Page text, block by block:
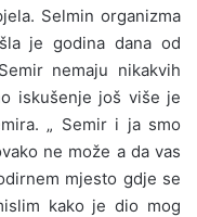
Selmin organizma
je godina dana od
nemaju nikakvih
iskušenje još više je
„ Semir i ja smo
ne može a da vas
mjesto gdje se
kako je dio mog